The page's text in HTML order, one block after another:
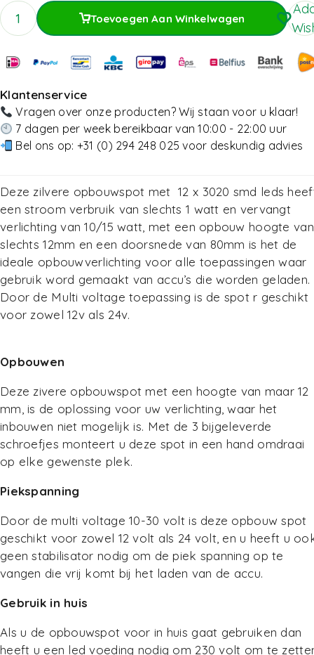
Toevoegen Aan Winkelwagen
Klantenservice
Vragen over onze producten? Wij staan voor u klaar!
7 dagen per week bereikbaar van 10:00 - 22:00 uur
Bel ons op: +31 (0) 294 248 025 voor deskundig advies
Deze zilvere opbouwspot met 12 x 3020 smd leds
een stroom verbruik van slechts 1 watt en vervangt
verlichting van 10/15 watt, met een opbouw hoogte van
slechts 12mm en een doorsnede van 80mm is het de
ideale opbouwverlichting voor alle toepassingen waar
gebruik word gemaakt van accu’s die worden geladen.
Door de Multi voltage toepassing is de spot r geschikt
voor zowel 12v als 24v.
Opbouwen
Deze zivere opbouwspot met een hoogte van maar 12
mm, is de oplossing voor uw verlichting, waar het
inbouwen niet mogelijk is. Met de 3 bijgeleverde
schroefjes monteert u deze spot in een hand omdraai
op elke gewenste plek.
Piekspanning
Door de multi voltage 10-30 volt is deze opbouw spot
geschikt voor zowel 12 volt als 24 volt, en u heeft u
geen stabilisator nodig om de piek spanning op te
vangen die vrij komt bij het laden van de accu.
Gebruik in huis
Als u de opbouwspot voor in huis gaat gebruiken dan
heeft u een led voeding nodig om 230 volt om te